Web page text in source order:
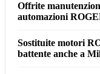
Offrite
automazioni
Sostituite motori
battente anche a